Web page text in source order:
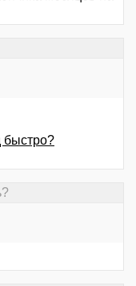
быстро?